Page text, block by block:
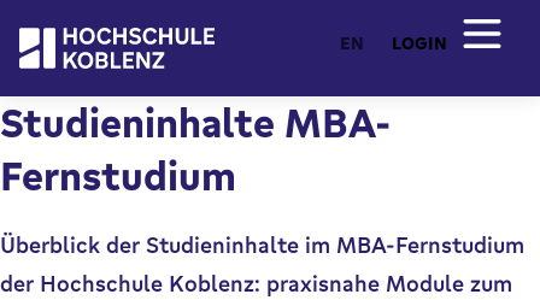
EN LOGIN
Studieninhalte MBA-
Fernstudium
Überblick der Studieninhalte im MBA-Fernstudium
der Hochschule Koblenz: praxisnahe Module zum